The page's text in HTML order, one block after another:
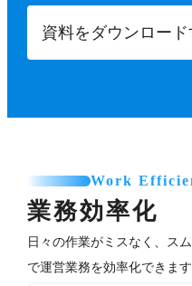
資料をダウンロード
Work
業務効率化
日々の作業がミスなく、ス
で運営業務を効率化できます